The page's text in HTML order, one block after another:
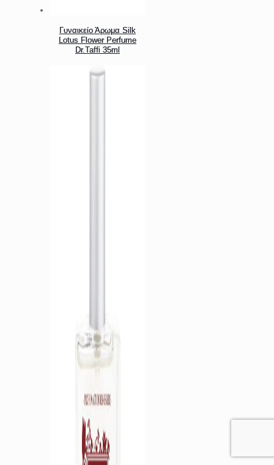
Γυναικείο Άρωμα Silk
Lotus Flower Perfume
Dr.Taffi 35ml